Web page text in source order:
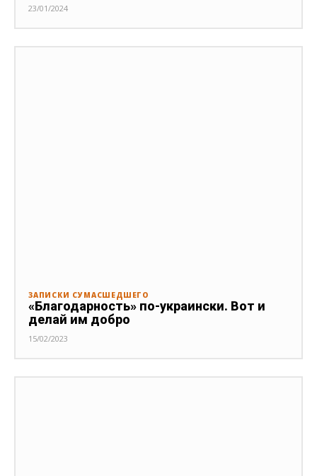
23/01/2024
ЗАПИСКИ СУМАСШЕДШЕГО
«Благодарность» по-украински. Вот и
делай им добро
15/02/2023